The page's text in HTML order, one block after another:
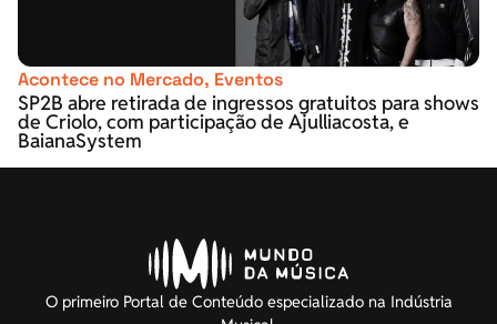
Acontece no Mercado, Eventos
SP2B abre retirada de ingressos gratuitos para shows
de Criolo, com participação de Ajulliacosta, e
BaianaSystem
O primeiro Portal de Conteúdo especializado na Indústria